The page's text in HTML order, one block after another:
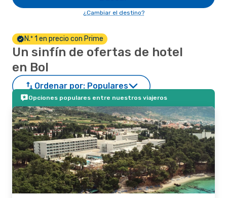
¿Cambiar el destino?
N.º 1 en precio con Prime
Un sinfín de ofertas de hotel
en Bol
Ordenar por: Populares
Opciones populares entre nuestros viajeros